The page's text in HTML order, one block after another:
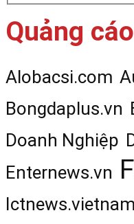
Quảng
Alobacsi.com
Bongdaplus.vn
Doanh Nghiệp
Enternews.vn